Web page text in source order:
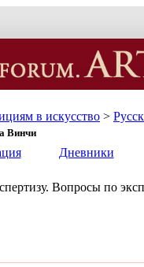
в искусство >
Винчи
Дневники
Вопросы по